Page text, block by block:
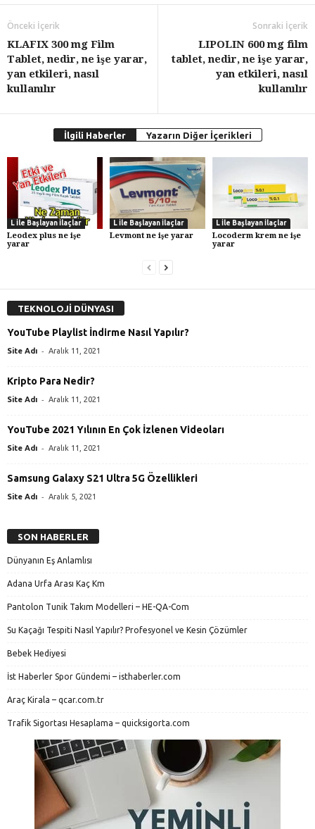
Önceki İçerik
KLAFIX 300 mg Film
Tablet, nedir, ne işe yarar,
yan etkileri, nasıl
kullanılır
Sonraki İçerik
LIPOLIN 600 mg film
tablet, nedir, ne işe yarar,
yan etkileri, nasıl
kullanılır
İlgili Haberler Yazarın Diğer İçerikleri
L İle Başlayan İlaçlar
Leodex plus ne işe
yarar
L İle Başlayan İlaçlar
Levmont ne işe yarar
L İle Başlayan İlaçlar
Locoderm krem ne işe
yarar
TEKNOLOJİ DÜNYASI
YouTube Playlist İndirme Nasıl Yapılır?
Site Adı - Aralık 11, 2021
Kripto Para Nedir?
Site Adı - Aralık 11, 2021
YouTube 2021 Yılının En Çok İzlenen Videoları
Site Adı - Aralık 11, 2021
Samsung Galaxy S21 Ultra 5G Özellikleri
Site Adı - Aralık 5, 2021
SON HABERLER
Dünyanın Eş Anlamlısı
Adana Urfa Arası Kaç Km
Pantolon Tunik Takım Modelleri – HE-QA-Com
Su Kaçağı Tespiti Nasıl Yapılır? Profesyonel ve Kesin Çözümler
Bebek Hediyesi
İst Haberler Spor Gündemi – isthaberler.com
Araç Kirala – qcar.com.tr
Trafik Sigortası Hesaplama – quicksigorta.com